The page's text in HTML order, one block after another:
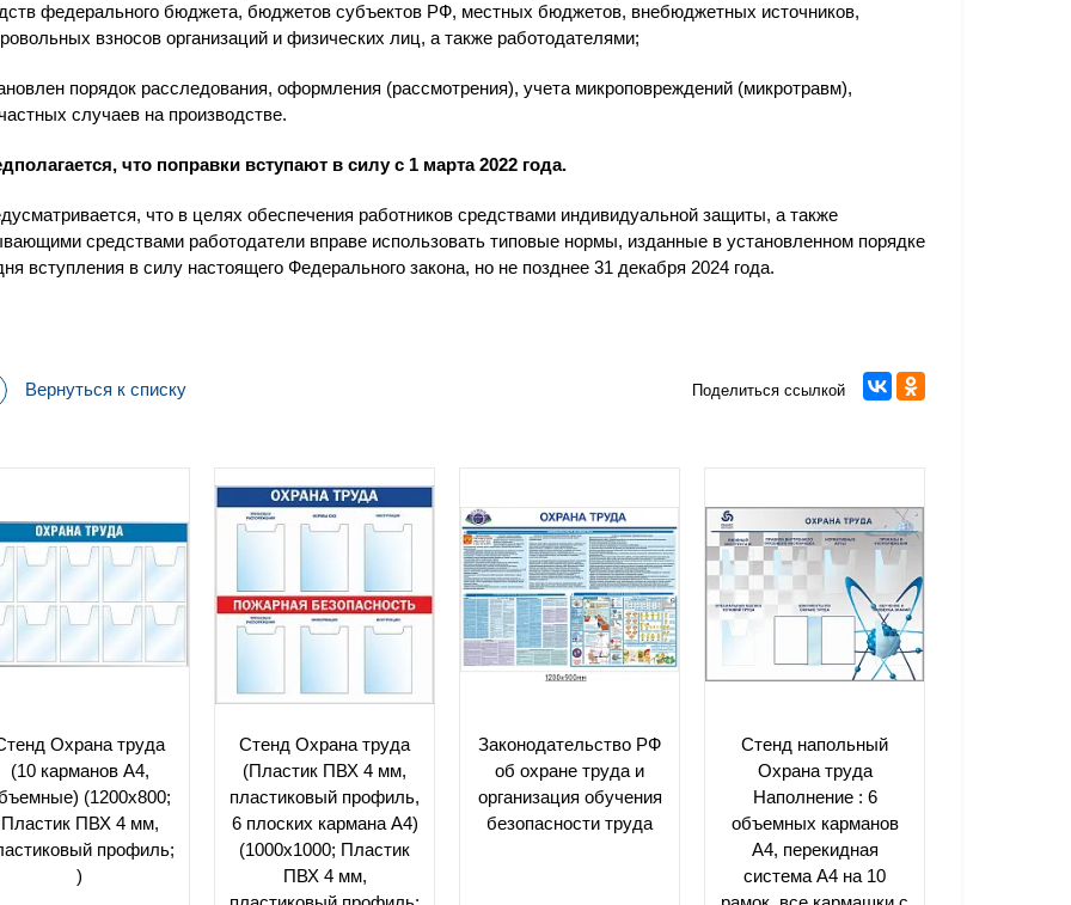
федерального бюджета, бюджетов субъектов РФ, местных бюджетов, внебюджетных источников,
взносов организаций и физических лиц, а также работодателями;
порядок расследования, оформления (рассмотрения), учета микроповреждений (микротравм),
случаев на производстве.
что поправки вступают в силу с 1 марта 2022 года.
что в целях обеспечения работников средствами индивидуальной защиты, а также
средствами работодатели вправе использовать типовые нормы, изданные в установленном порядке
вступления в силу настоящего Федерального закона, но не позднее 31 декабря 2024 года.
Вернуться к списку Поделиться ссылкой
Охрана труда
(10 карманов А4,
(1200х800;
Пластик ПВХ 4 мм,
профиль;
)
Стенд Охрана труда
(Пластик ПВХ 4 мм,
пластиковый профиль,
6 плоских кармана А4)
(1000х1000; Пластик
ПВХ 4 мм,
Законодательство РФ
об охране труда и
организация обучения
безопасности труда
Стенд напольный
Охрана труда
Наполнение : 6
объемных карманов
А4, перекидная
система А4 на 10